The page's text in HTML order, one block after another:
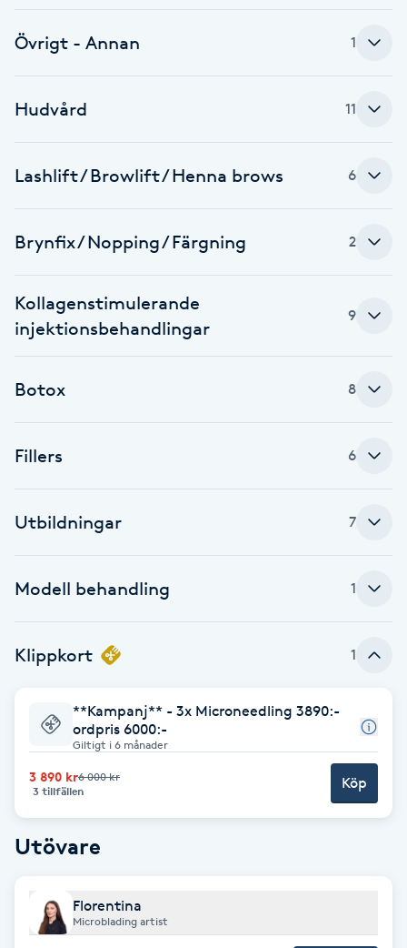
Frekvensterapi
Friskvård
Frisör
Funktionsanalys
Föning
G
Gellack
Gellack med förstärkning
Gravidmassage
Gravidyoga
Gua Sha-massage
Hatha Yoga
Övrigt - Annan 1
Hudvård 11
Lashlift / Browlift / Henna brows 6
Brynfix / Nopping / Färgning 2
Kollagenstimulerande
injektionsbehandlingar
9
Botox 8
Fillers 6
Utbildningar 7
Modell behandling 1
Klippkort 1
**Kampanj** - 3x Microneedling 3890:-
ordpris 6000:-
Giltigt i 6 månader
3 890 kr6 000 kr
3 tillfällen
Köp
Utövare
Florentina
Microblading artist